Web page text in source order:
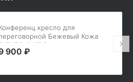
кресло для
Бежевый Кожа
(УДКБ2-01074)
900 ₽